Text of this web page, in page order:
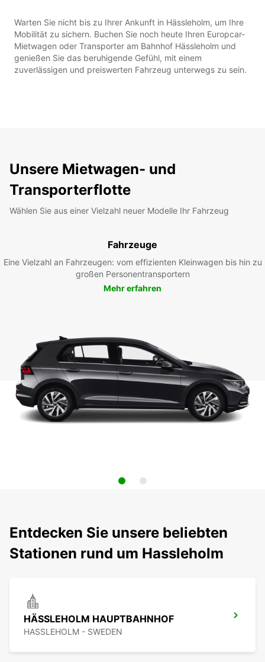
Warten Sie nicht bis zu Ihrer Ankunft in Hässleholm, um Ihre
Mobilität zu sichern. Buchen Sie noch heute Ihren Europcar-
Mietwagen oder Transporter am Bahnhof Hässleholm und
genießen Sie das beruhigende Gefühl, mit einem
zuverlässigen und preiswerten Fahrzeug unterwegs zu sein.
Unsere Mietwagen- und
Transporterflotte
Wählen Sie aus einer Vielzahl neuer Modelle Ihr Fahrzeug
Fahrzeuge
Eine Vielzahl an Fahrzeugen: vom effizienten Kleinwagen bis hin zu
großen Personentransportern
Mehr erfahren
Entdecken Sie unsere beliebten
Stationen rund um Hassleholm
HÄSSLEHOLM HAUPTBAHNHOF
HASSLEHOLM - SWEDEN